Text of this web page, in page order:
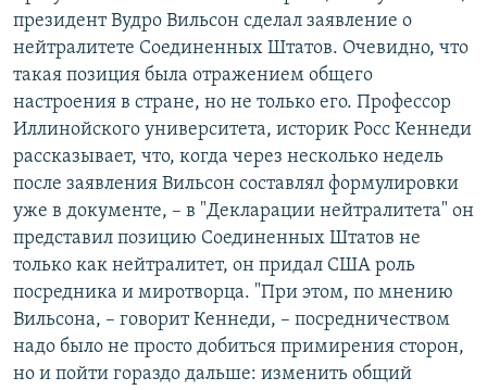
президент Вудро Вильсон сделал заявление о
нейтралитете Соединенных Штатов. Очевидно, что
такая позиция была отражением общего
настроения в стране, но не только его. Профессор
Иллинойского университета, историк Росс Кеннеди
рассказывает, что, когда через несколько недель
после заявления Вильсон составлял формулировки
уже в документе, – в "Декларации нейтралитета" он
представил позицию Соединенных Штатов не
только как нейтралитет, он придал США роль
посредника и миротворца. "При этом, по мнению
Вильсона, – говорит Кеннеди, – посредничеством
надо было не просто добиться примирения сторон,
но и пойти гораздо дальше: изменить общий